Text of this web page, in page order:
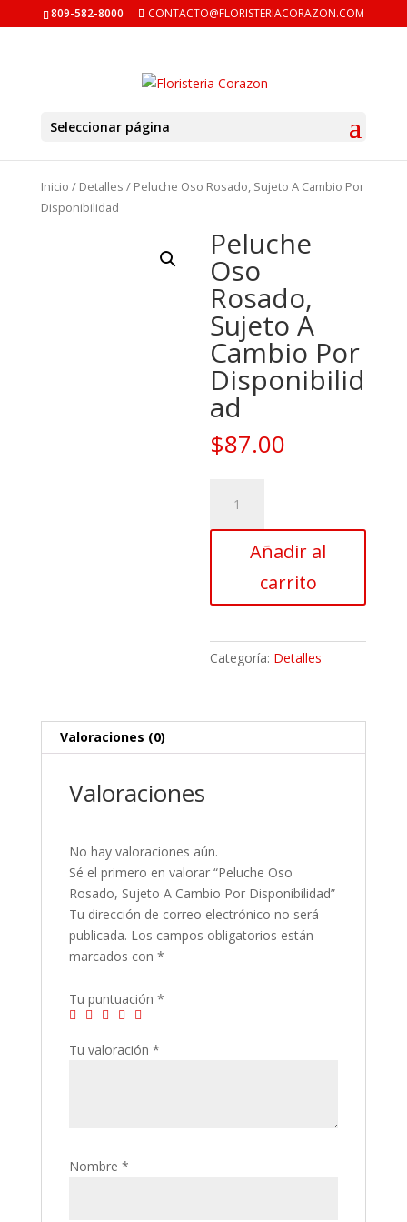
809-582-8000 CONTACTO@FLORISTERIACORAZON.COM
Seleccionar página
Inicio / Detalles / Peluche Oso Rosado, Sujeto A Cambio Por
Disponibilidad
Peluche
Oso
Rosado,
Sujeto A
Cambio Por
Disponibilid
ad
$87.00
Rosado,
cantidad
Añadir al
carrito
Categoría: Detalles
Valoraciones (0)
Valoraciones
No hay valoraciones aún.
Sé el primero en valorar “Peluche Oso
Rosado, Sujeto A Cambio Por Disponibilidad”
Tu dirección de correo electrónico no será
publicada. Los campos obligatorios están
marcados con *
Tu puntuación *
Tu valoración *
Nombre *